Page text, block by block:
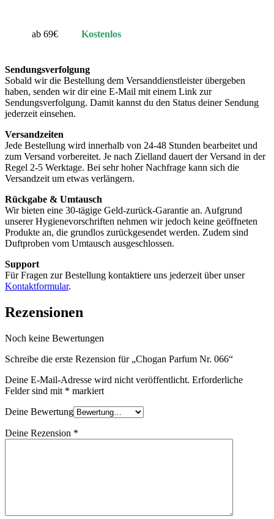
ab 69€ Kostenlos
Sendungsverfolgung
Sobald wir die Bestellung dem Versanddienstleister übergeben
haben, senden wir dir eine E-Mail mit einem Link zur
Sendungsverfolgung. Damit kannst du den Status deiner Sendung
jederzeit einsehen.
Versandzeiten
Jede Bestellung wird innerhalb von 24-48 Stunden bearbeitet und
zum Versand vorbereitet. Je nach Zielland dauert der Versand in der
Regel 2-5 Werktage. Bei sehr hoher Nachfrage kann sich die
Versandzeit um etwas verlängern.
Rückgabe & Umtausch
Wir bieten eine 30-tägige Geld-zurück-Garantie an. Aufgrund
unserer Hygienevorschriften nehmen wir jedoch keine geöffneten
Produkte an, die grundlos zurückgesendet werden. Zudem sind
Duftproben vom Umtausch ausgeschlossen.
Support
Für Fragen zur Bestellung kontaktiere uns jederzeit über unser
Kontaktformular.
Rezensionen
Noch keine Bewertungen
Schreibe die erste Rezension für „Chogan Parfum Nr. 066“
Deine E-Mail-Adresse wird nicht veröffentlicht. Erforderliche
Felder sind mit * markiert
Deine Bewertung
Deine Rezension *